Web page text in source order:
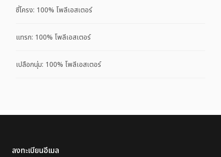
ซี่โครง: 100% โพลีเอสเตอร์
แทรก: 100% โพลีเอสเตอร์
เปลือกนุ่ม: 100% โพลีเอสเตอร์
ลงทะเบียนอีเมล